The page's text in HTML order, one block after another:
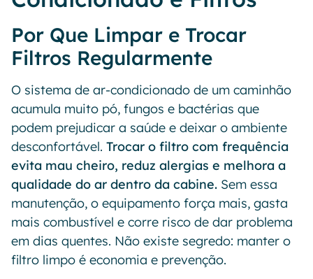
Por Que Limpar e Trocar
Filtros Regularmente
O sistema de ar-condicionado de um caminhão
acumula muito pó, fungos e bactérias que
podem prejudicar a saúde e deixar o ambiente
desconfortável. Trocar o filtro com frequência
evita mau cheiro, reduz alergias e melhora a
qualidade do ar dentro da cabine. Sem essa
manutenção, o equipamento força mais, gasta
mais combustível e corre risco de dar problema
em dias quentes. Não existe segredo: manter o
filtro limpo é economia e prevenção.